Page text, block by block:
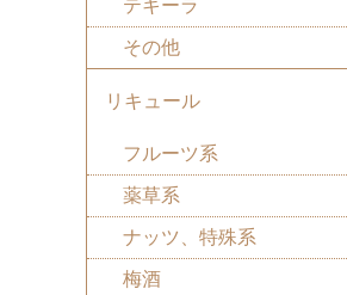
テキーラ
その他
リキュール
フルーツ系
薬草系
ナッツ、特殊系
梅酒